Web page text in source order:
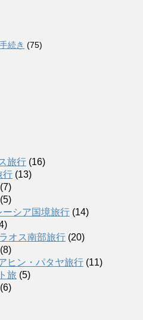
続き (75)
旅行 (16)
行 (13)
(7)
(5)
シア国境旅行 (14)
オス南部旅行 (20)
(8)
ヒン・パタヤ旅行 (11)
旅 (5)
(6)